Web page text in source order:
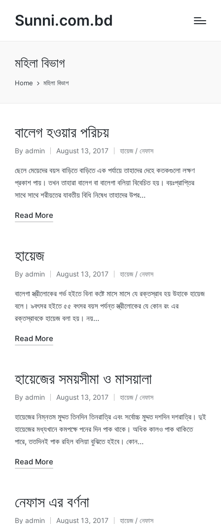
Sunni.com.bd
মহিলা বিভাগ
Home মহিলা বিভাগ
বালেগ হওয়ার পরিচয়
Posted
by
By admin August 13, 2017
Posted
in
হায়েজ / নেফাস
ছেলে মেয়েদের বয়স বাড়িতে বাড়িতে এক পর্যায়ে তাহাদের দেহে কতকগুলো লক্ষণ
প্রকাশ পায়। তখন তাহারা বালেগ বা বালেগা বলিয়া বিবেচিত হয়। বয়ঃপ্রাপ্তির
সাথে সাথে শরীয়তের যাবতীয় বিধি নিষেধ তাহাদের উপর…
Read More
হায়েজ
Posted
by
By admin August 13, 2017
Posted
in
হায়েজ / নেফাস
বালেগা স্ত্রীলোকের গর্ভ হইতে বিনা কষ্টে মাসে মাসে যে রক্তস্রাব হয় উহাকে হায়েজ
বলে। ৯বৎসর হইতে ৫৫ বৎসর বয়স পর্যন্ত স্ত্রীলোকের যে কোন রং এর
রক্তস্রাবকে হায়েজ বলা হয়। নয়…
Read More
হায়েজের সময়সীমা ও মাসয়ালা
Posted
by
By admin August 13, 2017
Posted
in
হায়েজ / নেফাস
হায়েজের নিম্নতম মুদ্দত তিনদিন তিনরাত্রি এবং সর্বোচ্চ মুদ্দত দশদিন দশরাত্রি। দুই
হায়েজের মধ্যখানে কমপক্ষে পনের দিন পাক থাকে। অধিক কালও পাক থাকিতে
পারে, ততদিনই পাক রহিল বলিয়া বুঝিতে হইবে। কোন…
Read More
নেফাস এর বর্ণনা
By admin August 13, 2017 হায়েজ / নেফাস